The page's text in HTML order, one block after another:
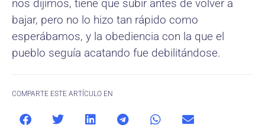
nos dijimos, tiene que subir antes de volver a
bajar, pero no lo hizo tan rápido como
esperábamos, y la obediencia con la que el
pueblo seguía acatando fue debilitándose.
COMPARTE ESTE ARTÍCULO EN